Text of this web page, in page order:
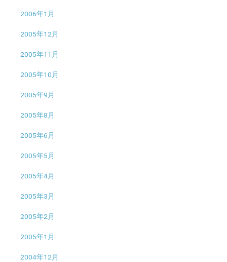
2006年1月
2005年12月
2005年11月
2005年10月
2005年9月
2005年8月
2005年6月
2005年5月
2005年4月
2005年3月
2005年2月
2005年1月
2004年12月